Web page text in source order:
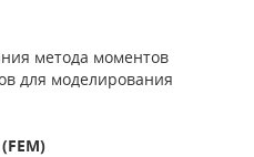
метода моментов
для моделирования